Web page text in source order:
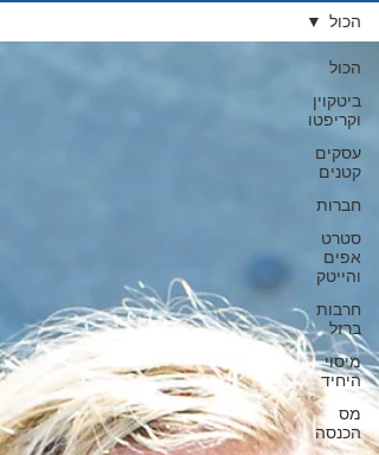
הכול
ביטקוין
וקריפטו
עסקים
קטנים
חברות
סטרט
אפים
והייטק
חרבות
ברזל
מיסוי
היחיד
מס
הכנסה
הכול